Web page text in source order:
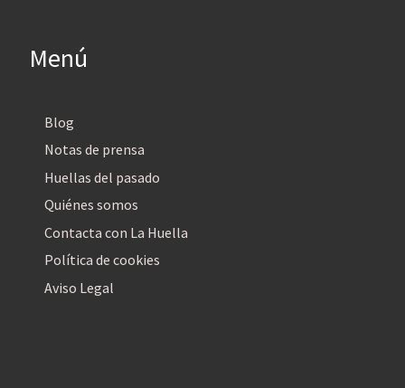
Menú
Blog
Notas de prensa
Huellas del pasado
Quiénes somos
Contacta con La Huella
Política de cookies
Aviso Legal